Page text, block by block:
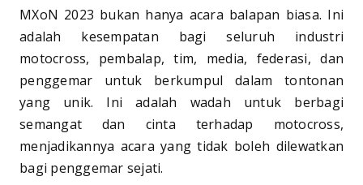
MXoN 2023 bukan hanya acara balapan biasa. Ini
adalah kesempatan bagi seluruh industri
motocross, pembalap, tim, media, federasi, dan
penggemar untuk berkumpul dalam tontonan
yang unik. Ini adalah wadah untuk berbagi
semangat dan cinta terhadap motocross,
menjadikannya acara yang tidak boleh dilewatkan
bagi penggemar sejati.